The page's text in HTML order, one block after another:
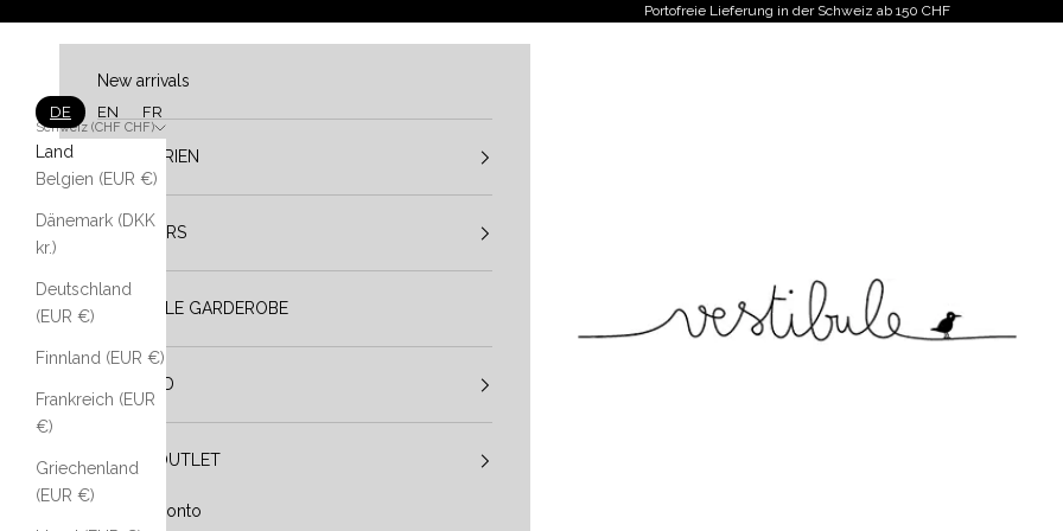
Portofreie Lieferung in der Schweiz ab 150 CHF
Schweiz (CHF CHF)
Land
Belgien (EUR €)
Dänemark (DKK
kr.)
Deutschland
(EUR €)
Finnland (EUR €)
Frankreich (EUR
€)
Griechenland
(EUR €)
New arrivals
KATEGORIEN
DESIGNERS
VESTIBULE GARDEROBE
IM TREND
SALE / OUTLET
Mein Konto
DE EN FR